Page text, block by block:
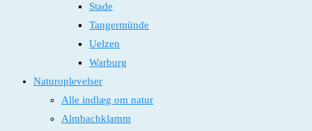
Stade
Tangermünde
Uelzen
Warburg
Naturoplevelser
Alle indlæg om natur
Almbachklamm